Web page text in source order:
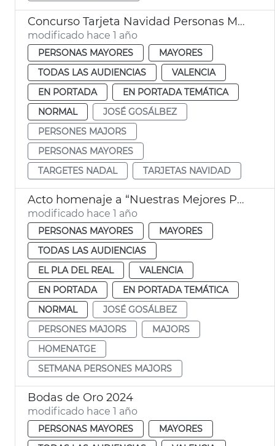
Concurso Tarjeta Navidad Personas Mayores València
modificado hace 1 año
PERSONAS MAYORES
MAYORES
TODAS LAS AUDIENCIAS
VALENCIA
EN PORTADA
EN PORTADA TEMÁTICA
NORMAL
JOSÉ GOSÁLBEZ
PERSONES MAJORS
PERSONAS MAYORES
TARGETES NADAL
TARJETAS NAVIDAD
Acto homenaje a “Nuestras Mejores Personas Mayores” 2024
modificado hace 1 año
PERSONAS MAYORES
MAYORES
TODAS LAS AUDIENCIAS
EL PLA DEL REAL
VALENCIA
EN PORTADA
EN PORTADA TEMÁTICA
NORMAL
JOSÉ GOSÁLBEZ
PERSONES MAJORS
MAJORS
HOMENATGE
SETMANA PERSONES MAJORS
Bodas de Oro 2024
modificado hace 1 año
PERSONAS MAYORES
MAYORES